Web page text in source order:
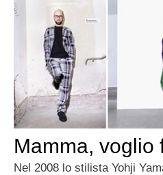
Mamma, voglio
Nel 2008 lo stilista Yohji